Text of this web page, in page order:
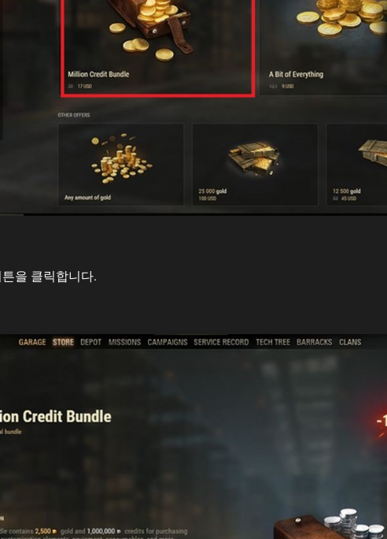
을 클릭합니다.